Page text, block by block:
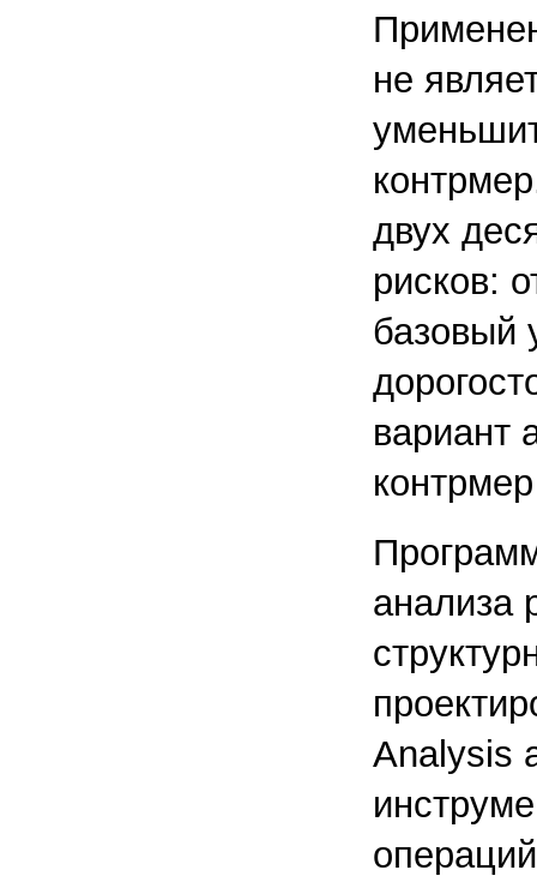
не
двух
рисков:
базовый
вариант
анализа
Analysis